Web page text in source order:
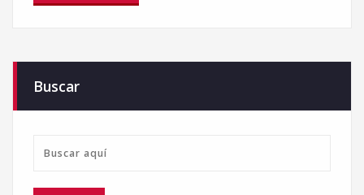
Buscar